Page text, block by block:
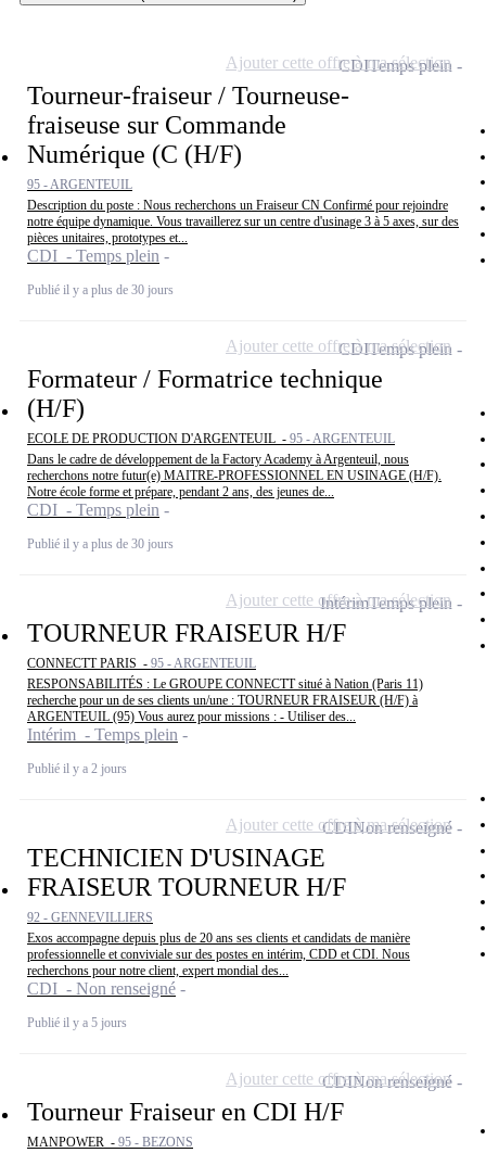
Tourneur-fraiseur / Tourneuse-
fraiseuse sur Commande
Numérique (C (H/F)
95 - ARGENTEUIL
Description du poste : Nous recherchons un Fraiseur CN Confirmé pour rejoindre
notre équipe dynamique. Vous travaillerez sur un centre d'usinage 3 à 5 axes, sur des
pièces unitaires, prototypes et...
CDI - Temps plein
Publié il y a plus de 30 jours
CDITemps plein
Ajouter cette offre à ma sélection
Formateur / Formatrice technique
(H/F)
ECOLE DE PRODUCTION D'ARGENTEUIL - 95 - ARGENTEUIL
Dans le cadre de développement de la Factory Academy à Argenteuil, nous
recherchons notre futur(e) MAITRE-PROFESSIONNEL EN USINAGE (H/F).
Notre école forme et prépare, pendant 2 ans, des jeunes de...
CDI - Temps plein
Publié il y a plus de 30 jours
CDITemps plein
Ajouter cette offre à ma sélection
TOURNEUR FRAISEUR H/F
CONNECTT PARIS - 95 - ARGENTEUIL
RESPONSABILITÉS : Le GROUPE CONNECTT situé à Nation (Paris 11)
recherche pour un de ses clients un/une : TOURNEUR FRAISEUR (H/F) à
ARGENTEUIL (95) Vous aurez pour missions : - Utiliser des...
Intérim - Temps plein
Publié il y a 2 jours
IntérimTemps plein
Ajouter cette offre à ma sélection
TECHNICIEN D'USINAGE
FRAISEUR TOURNEUR H/F
92 - GENNEVILLIERS
Exos accompagne depuis plus de 20 ans ses clients et candidats de manière
professionnelle et conviviale sur des postes en intérim, CDD et CDI. Nous
recherchons pour notre client, expert mondial des...
CDI - Non renseigné
Publié il y a 5 jours
CDINon renseigné
Ajouter cette offre à ma sélection
Tourneur Fraiseur en CDI H/F
MANPOWER - 95 - BEZONS
CDINon renseigné
Ajouter cette offre à ma sélection